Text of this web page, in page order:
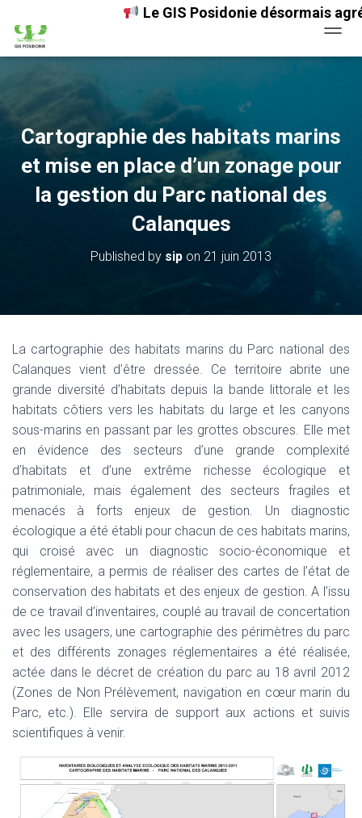
Le GIS Posidonie désormais agréé
Cartographie des habitats marins
et mise en place d’un zonage pour
la gestion du Parc national des
Calanques
Published by sip on 21 juin 2013
La cartographie des habitats marins du Parc national des
Calanques vient d’être dressée. Ce territoire abrite une
grande diversité d’habitats depuis la bande littorale et les
habitats côtiers vers les habitats du large et les canyons
sous-marins en passant par les grottes obscures. Elle met
en évidence des secteurs d’une grande complexité
d’habitats et d’une extrême richesse écologique et
patrimoniale, mais également des secteurs fragiles et
menacés à forts enjeux de gestion. Un diagnostic
écologique a été établi pour chacun de ces habitats marins,
qui croisé avec un diagnostic socio-économique et
réglementaire, a permis de réaliser des cartes de l’état de
conservation des habitats et des enjeux de gestion. A l’issu
de ce travail d’inventaires, couplé au travail de concertation
avec les usagers, une cartographie des périmètres du parc
et des différents zonages réglementaires a été réalisée,
actée dans le décret de création du parc au 18 avril 2012
(Zones de Non Prélèvement, navigation en cœur marin du
Parc, etc.). Elle servira de support aux actions et suivis
scientifiques à venir.